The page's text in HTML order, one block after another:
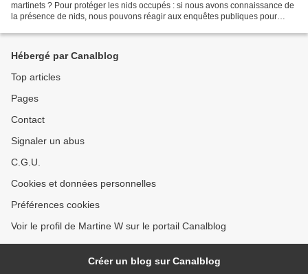
martinets ? Pour protéger les nids occupés : si nous avons connaissance de
la présence de nids, nous pouvons réagir aux enquêtes publiques pour
Hébergé par Canalblog
Top articles
Pages
Contact
Signaler un abus
C.G.U.
Cookies et données personnelles
Préférences cookies
Voir le profil de Martine W sur le portail Canalblog
Créer un blog sur Canalblog